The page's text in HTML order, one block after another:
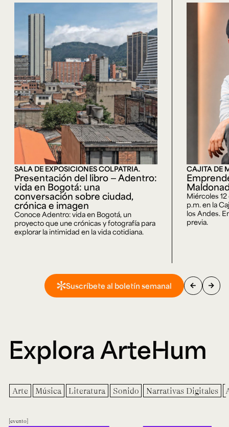
SALA DE EXPOSICIONES COLPATRIA.
Presentación del libro — Adentro:
vida en Bogotá: una
conversación sobre ciudad,
crónica e imagen
Conoce Adentro: vida en Bogotá, un
proyecto que une crónicas y fotografía para
explorar la intimidad en la vida cotidiana.
CAJITA DE
Miércoles
p.m. en la
los Andes.
previa.
Suscríbete al boletín semanal arrow_back arrow_forward
Explora ArteHum
Arte Música Literatura Sonido Narrativas Digitales
evento